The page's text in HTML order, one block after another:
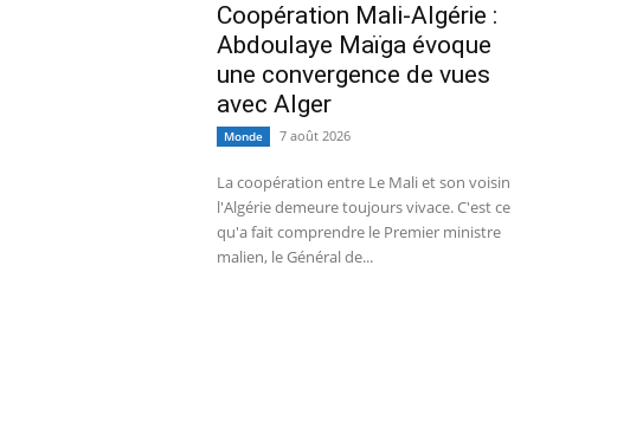
Coopération Mali-Algérie :
Abdoulaye Maïga évoque
une convergence de vues
avec Alger
Monde 7 août 2026
La coopération entre Le Mali et son voisin
l'Algérie demeure toujours vivace. C'est ce
qu'a fait comprendre le Premier ministre
malien, le Général de...